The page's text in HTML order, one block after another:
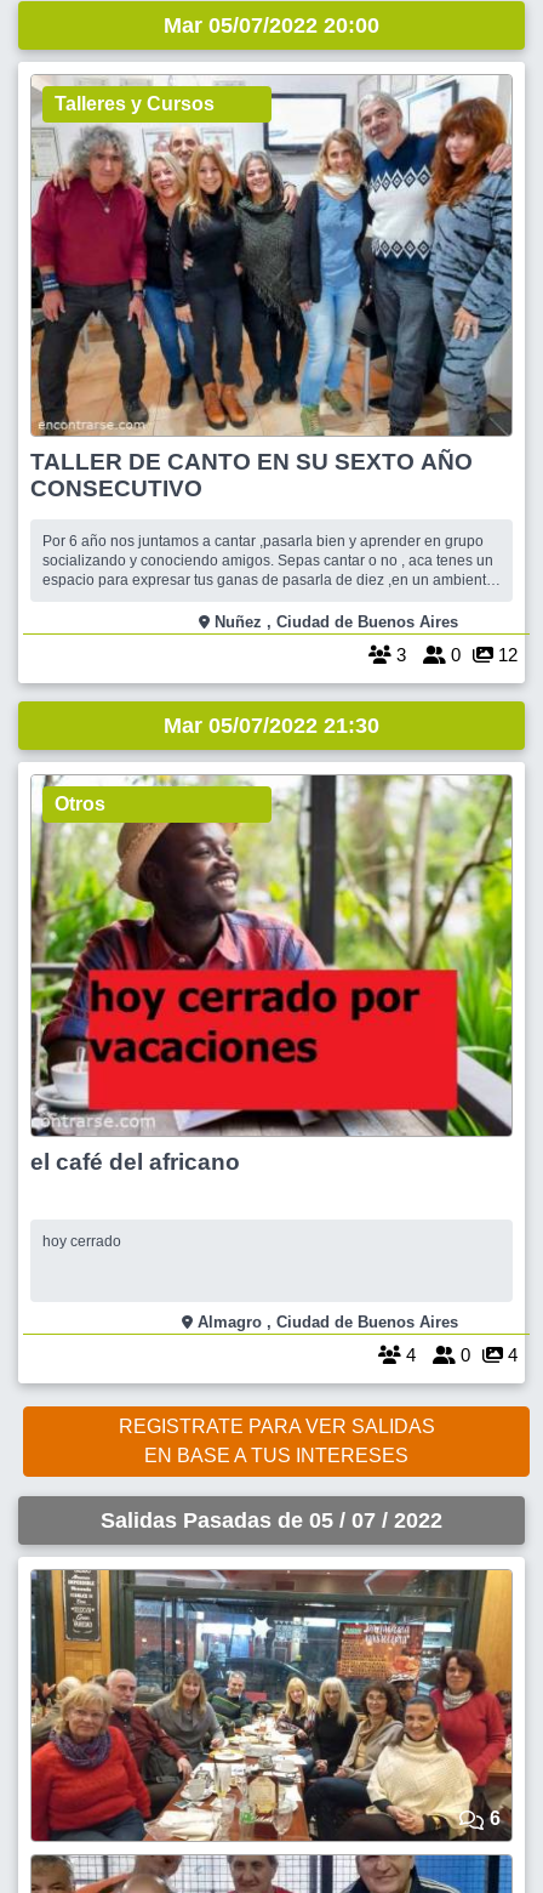
Mar 05/07/2022 20:00
Talleres y Cursos
TALLER DE CANTO EN SU SEXTO AÑO
CONSECUTIVO
Por 6 año nos juntamos a cantar ,pasarla bien y aprender en grupo
socializando y conociendo amigos. Sepas cantar o no , aca tenes un
espacio para expresar tus ganas de pasarla de diez ,en un ambiente
Nuñez , Ciudad de Buenos Aires
3 0 12
Mar 05/07/2022 21:30
Otros
el café del africano
hoy cerrado
Almagro , Ciudad de Buenos Aires
4 0 4
REGISTRATE PARA VER SALIDAS
EN BASE A TUS INTERESES
Salidas Pasadas de 05 / 07 / 2022
6